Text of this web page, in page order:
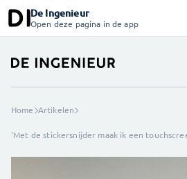
De Ingenieur
Open deze pagina in de app
Home Artikelen
'Met de stickersnijder maak ik een